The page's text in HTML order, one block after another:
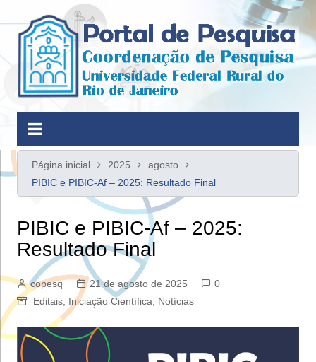
para
conteúdo
Página inicial 2025
agosto
PIBIC e PIBIC-Af – 2025: Resultado Final
PIBIC e PIBIC-Af – 2025:
Resultado Final
copesq 21 de agosto de 2025
0
Editais, Iniciação Científica Notícias